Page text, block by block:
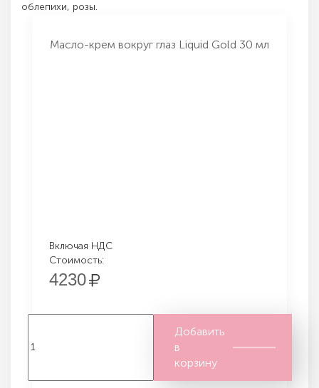
облепихи, розы.
Масло-крем вокруг глаз Liquid Gold 30 мл
Включая НДС
Стоимость:
4230
Добавить
в
корзину